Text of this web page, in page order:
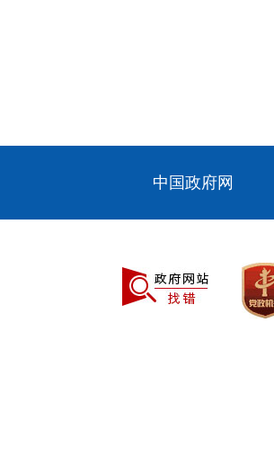
中国政府网